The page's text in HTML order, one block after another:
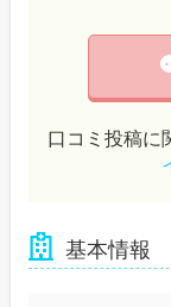
口コミ投稿に
基本情報